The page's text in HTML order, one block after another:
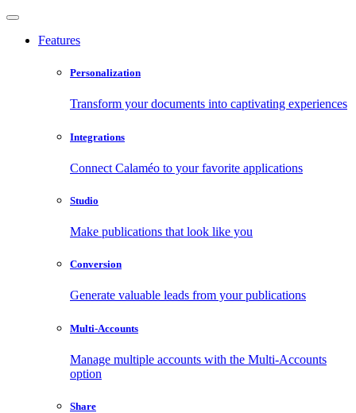
Features
Personalization
Transform your documents into captivating experiences
Integrations
Connect Calaméo to your favorite applications
Studio
Make publications that look like you
Conversion
Generate valuable leads from your publications
Multi-Accounts
Manage multiple accounts with the Multi-Accounts
option
Share